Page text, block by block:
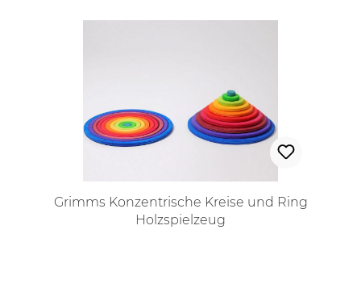
Grimms Konzentrische Kreise und Ring
Holzspielzeug